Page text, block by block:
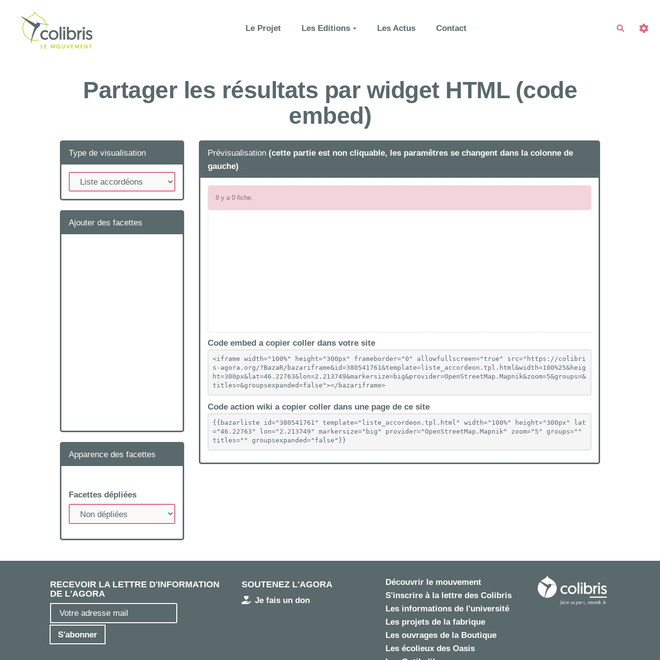
Le Projet Les Editions Les Actus Contact
Partager les résultats par widget HTML (code
embed)
Type de visualisation
Ajouter des facettes
Apparence des facettes
Facettes dépliées
Prévisualisation (cette partie est non cliquable, les paramêtres se changent dans la colonne de
gauche)
Code embed a copier coller dans votre site
<iframe width="100%" height="300px" frameborder="0" allowfullscreen="true" src="https://colibri
s-agora.org/?BazaR/bazariframe&id=380541761&template=liste_accordeon.tpl.html&width=100%25&heig
ht=300px&lat=46.22763&lon=2.213749&markersize=big&provider=OpenStreetMap.Mapnik&zoom=5&groups=&
titles=&groupsexpanded=false"></bazariframe>
Code action wiki a copier coller dans une page de ce site
{{bazarliste id="380541761" template="liste_accordeon.tpl.html" width="100%" height="300px" lat
="46.22763" lon="2.213749" markersize="big" provider="OpenStreetMap.Mapnik" zoom="5" groups=""
titles="" groupsexpanded="false"}}
RECEVOIR LA LETTRE D'INFORMATION
DE L'AGORA
S'abonner
SOUTENEZ L'AGORA
Je fais un don
Découvrir le mouvement
S'inscrire à la lettre des Colibris
Les informations de l'université
Les projets de la fabrique
Les ouvrages de la Boutique
Les écolieux des Oasis